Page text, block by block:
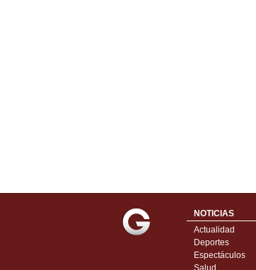
NOTICIAS
Actualidad
Deportes
Espectáculos
Salud